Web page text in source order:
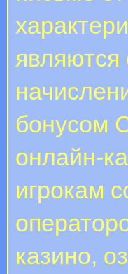
бонусом
онлайн-
игрокам
казино,